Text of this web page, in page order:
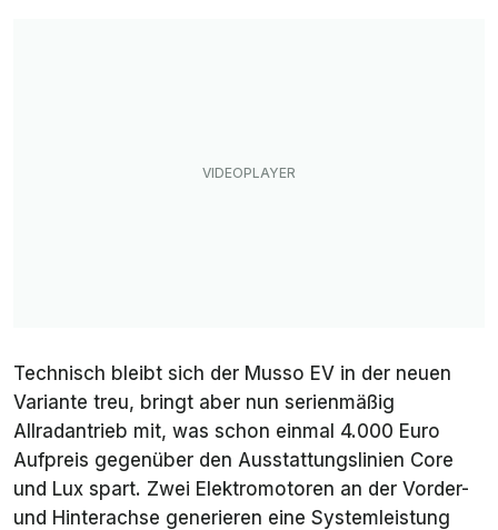
Technisch bleibt sich der Musso EV in der neuen
Variante treu, bringt aber nun serienmäßig
Allradantrieb mit, was schon einmal 4.000 Euro
Aufpreis gegenüber den Ausstattungslinien Core
und Lux spart. Zwei Elektromotoren an der Vorder-
und Hinterachse generieren eine Systemleistung